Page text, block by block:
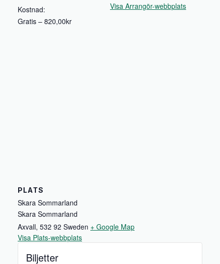
Kostnad:
Gratis – 820,00kr
Visa Arrangör-webbplats
PLATS
Skara Sommarland
Skara Sommarland
Axvall, 532 92 Sweden + Google Map
Visa Plats-webbplats
Biljetter